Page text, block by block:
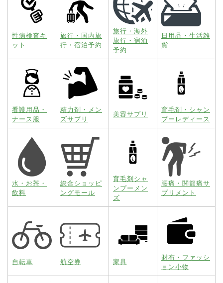
性病検査キ
ット
旅行・国内旅
行・宿泊予約
旅行・海外
旅行・宿泊
予約
日用品・生活雑
貨
看護用品・
ナース服
精力剤・メン
ズサプリ
美容サプリ
育毛剤・シャン
プーレディース
水・お茶・
飲料
総合ショッピ
ングモール
育毛剤シャ
ンプーメン
ズ
腰痛・関節痛サ
プリメント
自転車 航空券 家具
財布・ファッシ
ョン小物